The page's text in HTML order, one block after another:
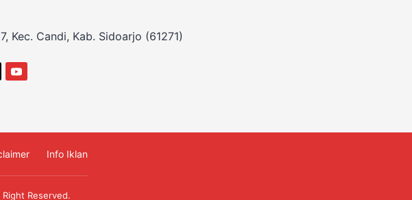
Kec. Candi, Kab. Sidoarjo (61271)
Info Iklan
Right Reserved.